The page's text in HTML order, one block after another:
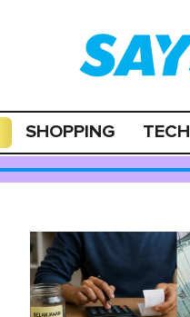
SHOPPING TECH